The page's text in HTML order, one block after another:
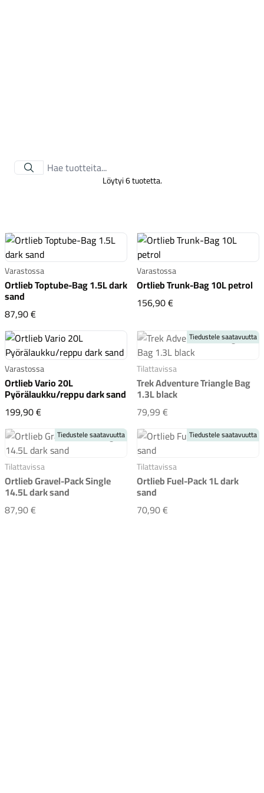
Renkaat
Komponentit
Katso koko valikoima
Löytyi 6 tuotetta.
Varastossa
Ortlieb Toptube-Bag 1.5L dark
sand
87,90 €Ortlieb Toptube-Bag 1.5L dark sand
Varastossa
Ortlieb Trunk-Bag 10L petrol
156,90 €Ortlieb Trunk-Bag
Varastossa
Ortlieb Vario 20L
Pyörälaukku/reppu dark sand
199,90 €Ortlieb Vario 20L Pyörälaukku/reppu dark sand
Tilattavissa
Trek Adventure Triangle Bag
1.3L black
79,99 €Trek Adventure
Tiedustele saatavuutta
Tilattavissa
Ortlieb Gravel-Pack Single
14.5L dark sand
87,90 €Ortlieb Gravel-Pack Single 14.5L dark sand
Tiedustele saatavuutta
Tilattavissa
Ortlieb Fuel-Pack 1L dark
sand
70,90 €Ortlieb Fuel-Pack 1L
Tiedustele saatavuutta